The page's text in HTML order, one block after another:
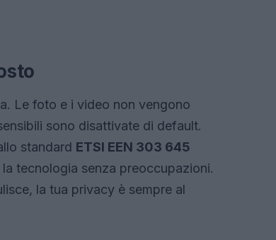
Le foto e i video non vengono
sono disattivate di default.
standard ETSI EEN 303 645
tecnologia senza preoccupazioni.
la tua privacy è sempre al